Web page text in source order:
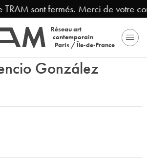
sont fermés. Merci de votre
Réseau art
contemporain
Paris / Île-de-France
González